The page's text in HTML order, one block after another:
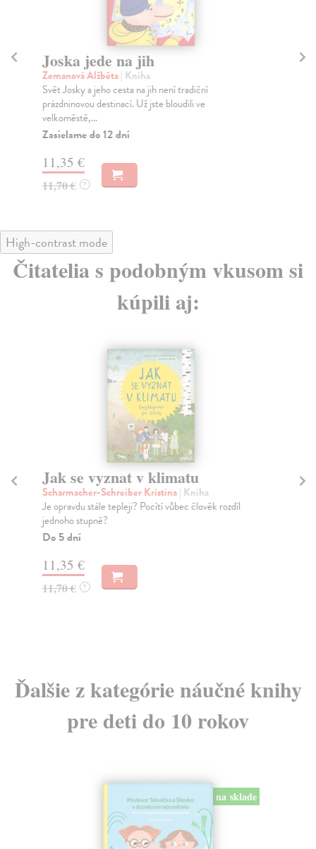
Joska jede na jih
Zemanová Alžběta| Kniha
Svět Josky a jeho cesta na jih není tradiční
prázdninovou destinací. Už jste bloudili ve
velkoměstě,...
Zasielame do 12 dní
11,35 €
11,70 € ?
High-contrast mode
Čitatelia s podobným vkusom si
kúpili aj:
Jak se vyznat v klimatu
Scharmacher-Schreiber Kristina| Kniha
Je opravdu stále tepleji? Pocítí vůbec člověk rozdíl
jednoho stupně?
Do 5 dní
11,35 €
11,70 € ?
Ďalšie z kategórie náučné knihy
pre deti do 10 rokov
na sklade